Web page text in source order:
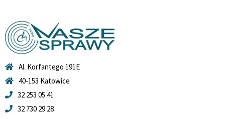
Al. Korfantego 191E
40-153 Katowice
32 253 05 41
32 730 29 28